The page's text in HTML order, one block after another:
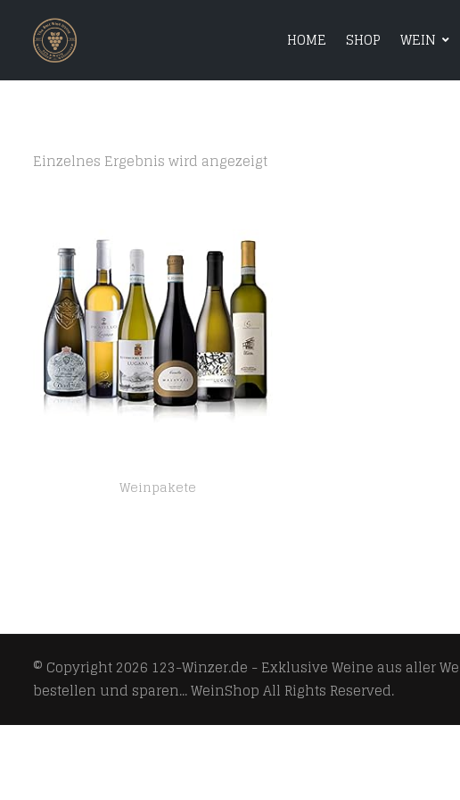
HOME SHOP WEIN
Einzelnes Ergebnis wird angezeigt
Weinpakete
© Copyright 2026 123-Winzer.de - Exklusive Weine aus aller
bestellen und sparen... WeinShopAll Rights Reserved.